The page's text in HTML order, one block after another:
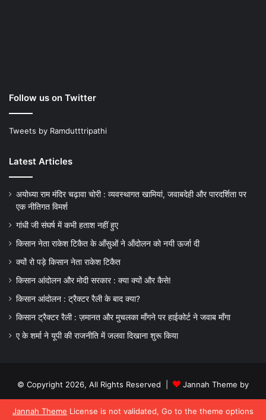
Jannah Theme License is not validated, Go to the theme options
Follow us on Twitter
Tweets by Ramdutttripathi
Latest Articles
अयोध्या राम मंदिर चढ़ावा चोरी : व्यवस्थागत खामियां, जवाबदेही और पारदर्शिता पर
एक नीतिगत विमर्श
गांधी जी संघर्ष में कभी हताश नहीं हुए
किसान नेता राकेश टिकैत के आँसुओं ने ऑंदोलन को नयी ऊर्जा दी
क्यों रो पड़े किसान नेता राकेश टिकैत
किसान आंदोलन और मोदी सरकार : क्या क्यों और कैसे!
किसान आंदोलन : ट्रैक्टर रैली के बाद क्या?
किसान ट्रैक्टर रैली : ज़मानत और मुचलका माँगने पर हाईकोर्ट ने जवाब माँगा
ए के शर्मा ने यूपी की राजनीति में जलवा दिखाना शुरू किया
© Copyright 2026, All Rights Reserved |
Jannah Theme by